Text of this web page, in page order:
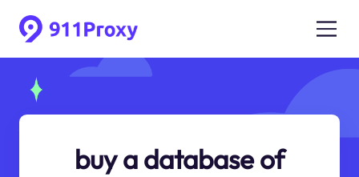
buy a database of